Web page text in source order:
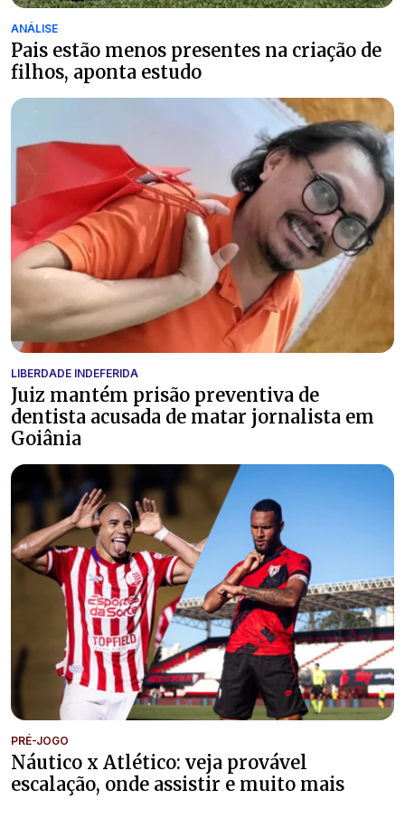
ANÁLISE
Pais estão menos presentes na criação de
filhos, aponta estudo
LIBERDADE INDEFERIDA
Juiz mantém prisão preventiva de
dentista acusada de matar jornalista em
Goiânia
PRÉ-JOGO
Náutico x Atlético: veja provável
escalação, onde assistir e muito mais